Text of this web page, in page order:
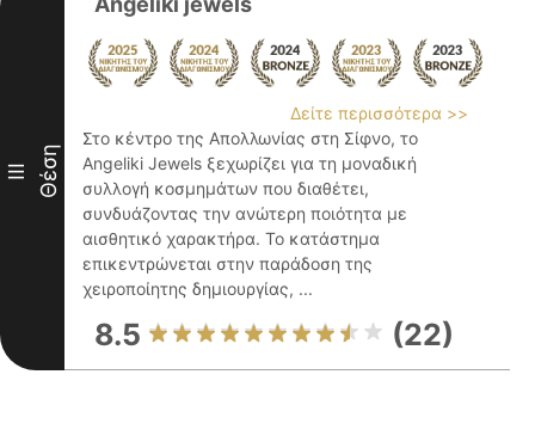
III Θέση
Δείτε περισσότερα >>
Στο κέντρο της Απολλωνίας στη Σίφνο, το
Angeliki Jewels ξεχωρίζει για τη μοναδική
συλλογή κοσμημάτων που διαθέτει,
συνδυάζοντας την ανώτερη ποιότητα με
αισθητικό χαρακτήρα. Το κατάστημα
επικεντρώνεται στην παράδοση της
χειροποίητης δημιουργίας, ...
8.5 (22)